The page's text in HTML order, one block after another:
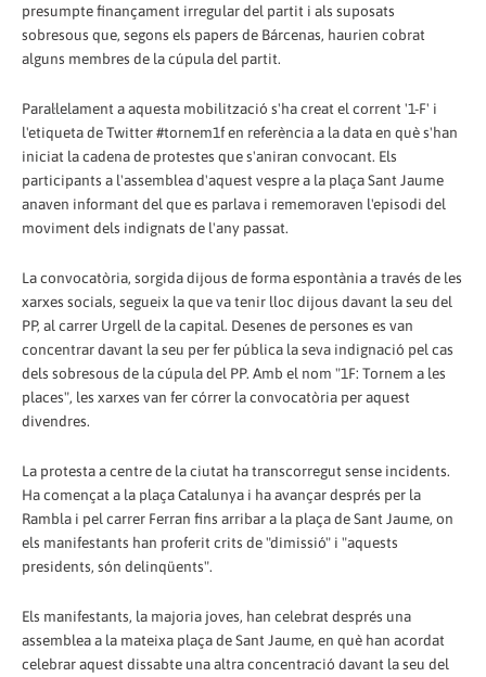
presumpte finançament irregular del partit i als suposats
sobresous que, segons els papers de Bárcenas, haurien cobrat
alguns membres de la cúpula del partit.
Paral·lelament a aquesta mobilització s'ha creat el corrent '1-F' i
l'etiqueta de Twitter #tornem1f en referència a la data en què s'han
iniciat la cadena de protestes que s'aniran convocant. Els
participants a l'assemblea d'aquest vespre a la plaça Sant Jaume
anaven informant del que es parlava i rememoraven l'episodi del
moviment dels indignats de l'any passat.
La convocatòria, sorgida dijous de forma espontània a través de les
xarxes socials, segueix la que va tenir lloc dijous davant la seu del
PP, al carrer Urgell de la capital. Desenes de persones es van
concentrar davant la seu per fer pública la seva indignació pel cas
dels sobresous de la cúpula del PP. Amb el nom "1F: Tornem a les
places", les xarxes van fer córrer la convocatòria per aquest
divendres.
La protesta a centre de la ciutat ha transcorregut sense incidents.
Ha començat a la plaça Catalunya i ha avançar després per la
Rambla i pel carrer Ferran fins arribar a la plaça de Sant Jaume, on
els manifestants han proferit crits de "dimissió" i "aquests
presidents, són delinqüents".
Els manifestants, la majoria joves, han celebrat després una
assemblea a la mateixa plaça de Sant Jaume, en què han acordat
celebrar aquest dissabte una altra concentració davant la seu del